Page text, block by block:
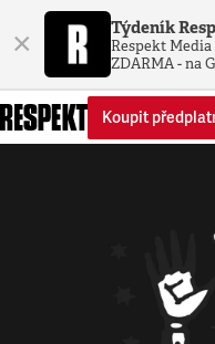
× Týdeník
Respekt Media
ZDARMA - na
Koupit